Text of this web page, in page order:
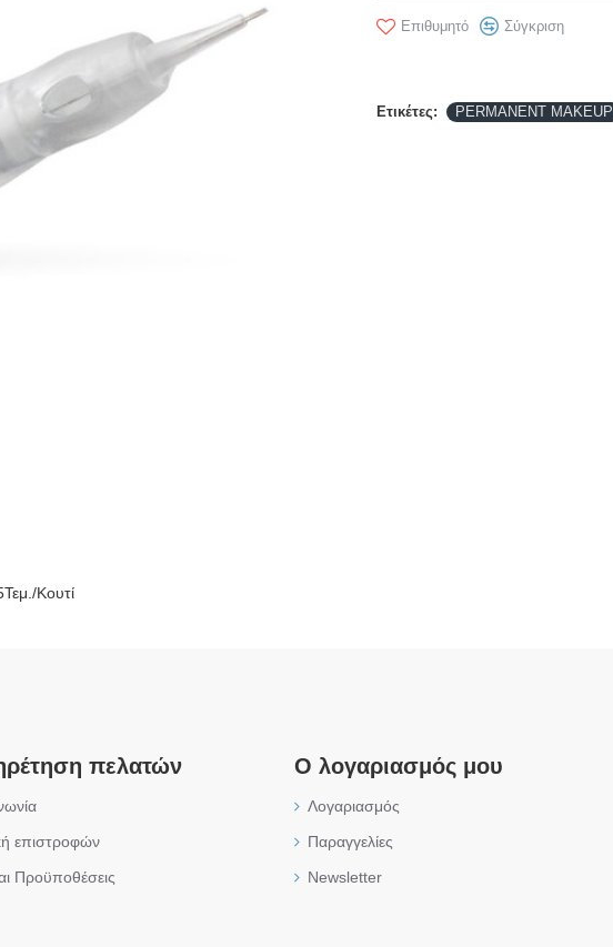
Επιθυμητό Σύγκριση
Ετικέτες: PERMANENT MAKEUP
Κουτί
πελατών
επιστροφών
Προϋποθέσεις
Ο λογαριασμός μου
Λογαριασμός
Παραγγελίες
Newsletter